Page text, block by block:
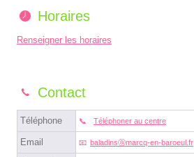
Horaires
Renseigner les horaires
Contact
Téléphone Téléphoner au centre
Email baladinsⓐmarcq-en-baroeul.fr